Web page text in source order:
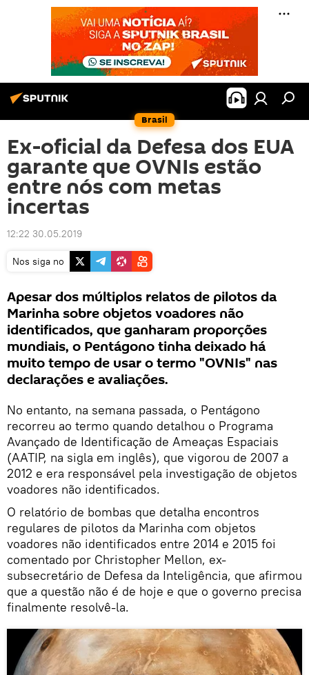
Brasil
Ex-oficial da Defesa dos EUA
garante que OVNIs estão
entre nós com metas
incertas
12:22 30.05.2019
Nos siga no
Apesar dos múltiplos relatos de pilotos da
Marinha sobre objetos voadores não
identificados, que ganharam proporções
mundiais, o Pentágono tinha deixado há
muito tempo de usar o termo "OVNIs" nas
declarações e avaliações.
No entanto, na semana passada, o Pentágono
recorreu ao termo quando detalhou o Programa
Avançado de Identificação de Ameaças Espaciais
(AATIP, na sigla em inglês), que vigorou de 2007 a
2012 e era responsável pela investigação de objetos
voadores não identificados.
O relatório de bombas que detalha encontros
regulares de pilotos da Marinha com objetos
voadores não identificados entre 2014 e 2015 foi
comentado por Christopher Mellon, ex-
subsecretário de Defesa da Inteligência, que afirmou
que a questão não é de hoje e que o governo precisa
finalmente resolvê-la.